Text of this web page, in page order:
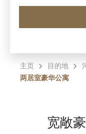
主页 目的地
两居室豪华公寓
宽敞